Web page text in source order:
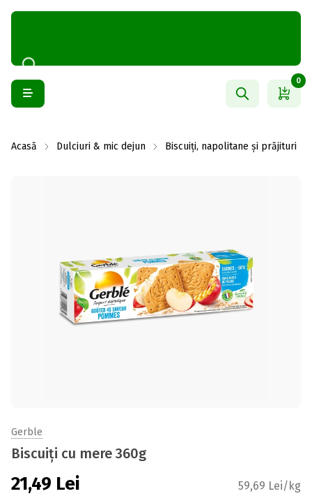
0
Acasă Dulciuri & mic dejun Biscuiți, napolitane și prăjituri
Gerble
Biscuiți cu mere 360g
21,49 Lei 59,69 Lei/kg